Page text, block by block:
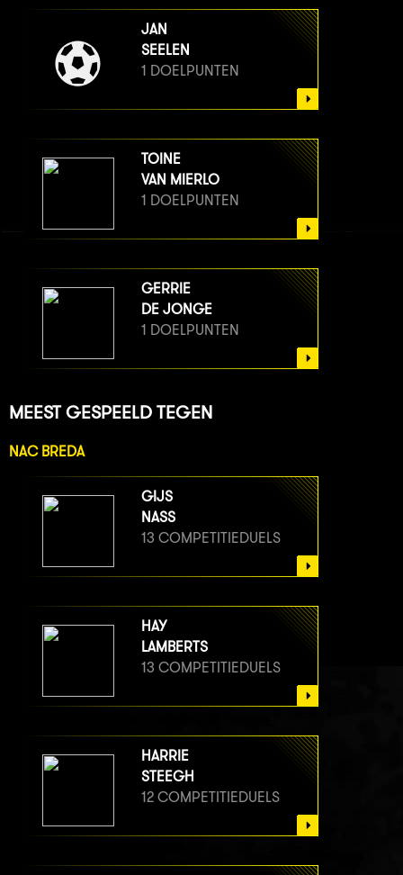
JAN
SEELEN
1 DOELPUNTEN
TOINE
VAN MIERLO
1 DOELPUNTEN
GERRIE
DE JONGE
1 DOELPUNTEN
MEEST GESPEELD TEGEN
NAC BREDA
GIJS
NASS
13 COMPETITIEDUELS
HAY
LAMBERTS
13 COMPETITIEDUELS
HARRIE
STEEGH
12 COMPETITIEDUELS